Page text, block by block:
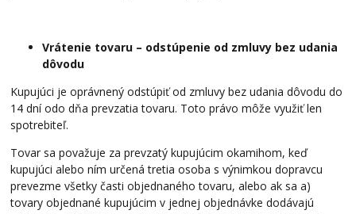
Vrátenie tovaru – odstúpenie od zmluvy bez udania
dôvodu
Kupujúci je oprávnený odstúpiť od zmluvy bez udania dôvodu do
14 dní odo dňa prevzatia tovaru. Toto právo môže využiť len
spotrebiteľ.
Tovar sa považuje za prevzatý kupujúcim okamihom, keď
kupujúci alebo ním určená tretia osoba s výnimkou dopravcu
prevezme všetky časti objednaného tovaru, alebo ak sa a)
tovary objednané kupujúcim v jednej objednávke dodávajú